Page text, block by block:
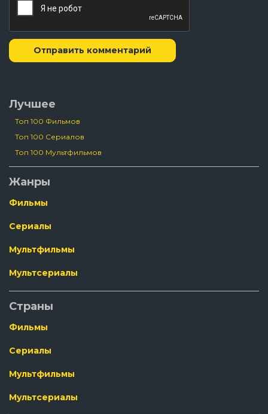
Отправить комментарий
Лучшее
Топ 100 Фильмов
Топ 100 Сериалов
Топ 100 Мультфильмов
Жанры
Фильмы
Сериалы
Мультфильмы
Мультсериалы
Страны
Фильмы
Сериалы
Мультфильмы
Мультсериалы